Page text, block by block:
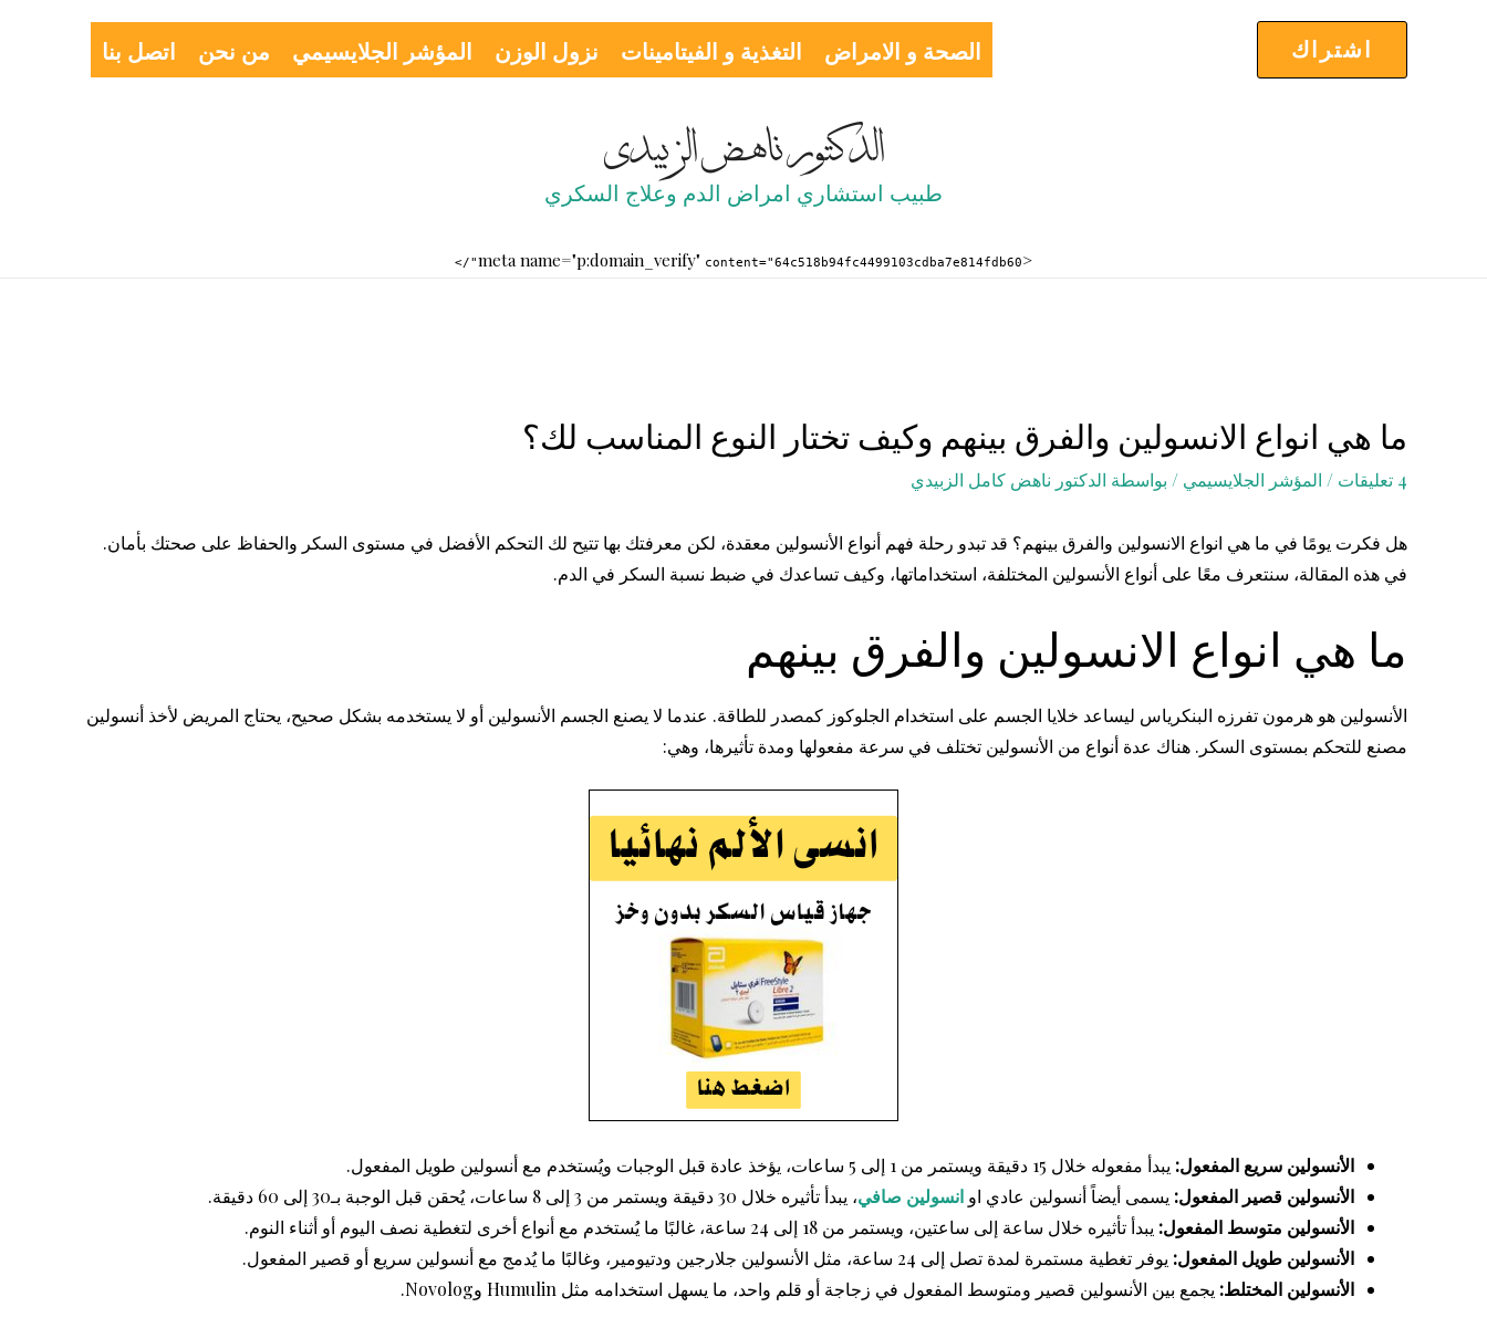
اشتراك الصحة و الامراض التغذية و الفيتامينات نزول الوزن المؤشر الجلايسيمي من نحن اتصل بنا
الدكتور ناهض الزبيدي
طبيب استشاري امراض الدم وعلاج السكري
<meta name="p:domain_verify"
content="64c518b94fc4499103cdba7e814fdb60"/>
ما هي انواع الانسولين والفرق بينهم وكيف تختار النوع المناسب لك؟
4 تعليقات / المؤشر الجلايسيمي / بواسطة الدكتور ناهض كامل الزبيدي
هل فكرت يومًا في ما هي انواع الانسولين والفرق بينهم؟ قد تبدو رحلة فهم أنواع الأنسولين معقدة، لكن معرفتك بها تتيح لك التحكم الأفضل في مستوى السكر والحفاظ على صحتك بأمان.
في هذه المقالة، سنتعرف معًا على أنواع الأنسولين المختلفة، استخداماتها، وكيف تساعدك في ضبط نسبة السكر في الدم.
ما هي انواع الانسولين والفرق بينهم
الأنسولين هو هرمون تفرزه البنكرياس ليساعد خلايا الجسم على استخدام الجلوكوز كمصدر للطاقة. عندما لا يصنع الجسم الأنسولين أو لا يستخدمه بشكل صحيح، يحتاج المريض لأخذ أنسولين
مصنع للتحكم بمستوى السكر. هناك عدة أنواع من الأنسولين تختلف في سرعة مفعولها ومدة تأثيرها، وهي:
الأنسولين سريع المفعول: يبدأ مفعوله خلال 15 دقيقة ويستمر من 1 إلى 5 ساعات، يؤخذ عادة قبل الوجبات ويُستخدم مع أنسولين طويل المفعول.
الأنسولين قصير المفعول: يسمى أيضاً أنسولين عادي او انسولين صافي، يبدأ تأثيره خلال 30 دقيقة ويستمر من 3 إلى 8 ساعات، يُحقن قبل الوجبة بـ30 إلى 60 دقيقة.
الأنسولين متوسط المفعول: يبدأ تأثيره خلال ساعة إلى ساعتين، ويستمر من 18 إلى 24 ساعة، غالبًا ما يُستخدم مع أنواع أخرى لتغطية نصف اليوم أو أثناء النوم.
الأنسولين طويل المفعول: يوفر تغطية مستمرة لمدة تصل إلى 24 ساعة، مثل الأنسولين جلارجين ودتيومير، وغالبًا ما يُدمج مع أنسولين سريع أو قصير المفعول.
الأنسولين المختلط: يجمع بين الأنسولين قصير ومتوسط المفعول في زجاجة أو قلم واحد، ما يسهل استخدامه مثل Humulin وNovolog.